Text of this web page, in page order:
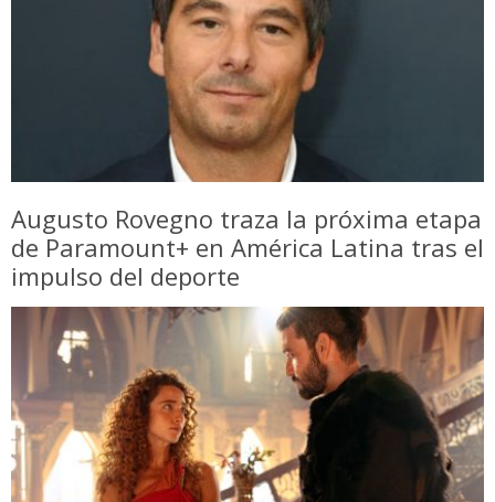
Augusto Rovegno traza la próxima etapa
de Paramount+ en América Latina tras el
impulso del deporte